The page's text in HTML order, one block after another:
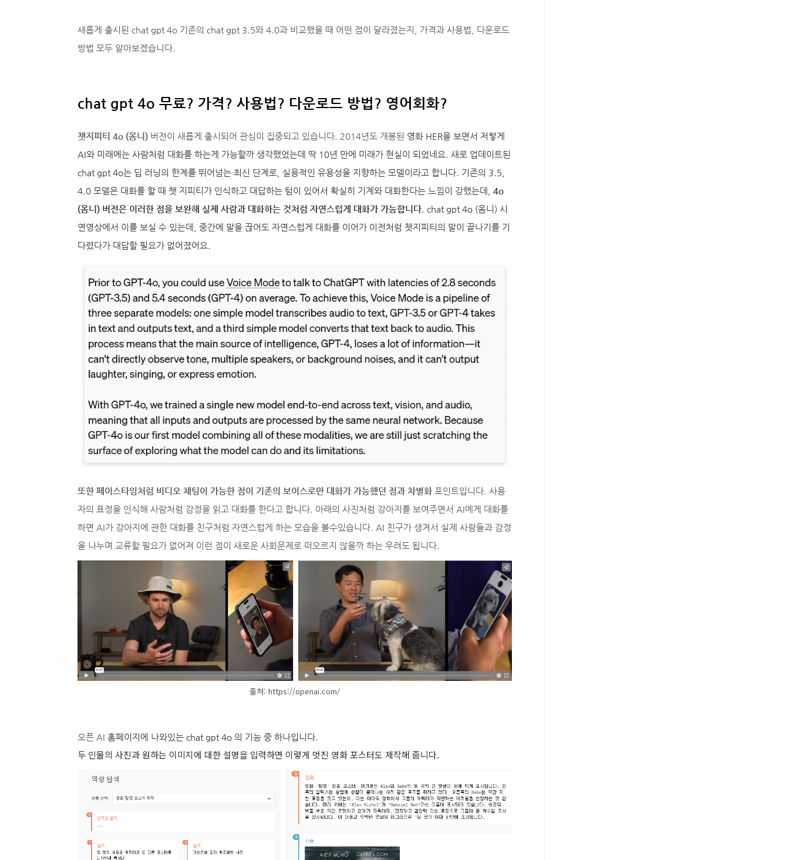
새롭게 출시된 chat gpt 4o 기존의 chat gpt 3.5와 4.0과 비교했을 때 어떤 점이 달라졌는지, 가격과 사용법, 다운로드
방법 모두 알아보겠습니다.
chat gpt 4o 무료? 가격? 사용법? 다운로드 방법? 영어회화?
챗지피티 4o (옴니) 버전이 새롭게 출시되어 관심이 집중되고 있습니다. 2014년도 개봉된 영화 HER을 보면서 저렇게
AI와 미래에는 사람처럼 대화를 하는게 가능할까 생각했었는데 딱 10년 만에 미래가 현실이 되었네요. 새로 업데이트된
chat gpt 4o는 딥 러닝의 한계를 뛰어넘는 최신 단계로, 실용적인 유용성을 지향하는 모델이라고 합니다. 기존의 3.5,
4.0 모델은 대화를 할 때 챗 지피티가 인식하고 대답하는 텀이 있어서 확실히 기계와 대화한다는 느낌이 강했는데, 4o
(옴니) 버전은 이러한 점을 보완해 실제 사람과 대화하는 것처럼 자연스럽게 대화가 가능합니다 . chat gpt 4o (옴니) 시
연영상에서 이를 보실 수 있는데, 중간에 말을 끊어도 자연스럽게 대화를 이어가 이전처럼 챗지피티의 말이 끝나기를 기
다렸다가 대답할 필요가 없어졌어요.
또한 페이스타임처럼 비디오 채팅이 가능한 점이 기존의 보이스로만 대화가 가능했던 점과 차별화 포인트입니다. 사용
자의 표정을 인식해 사람처럼 감정을 읽고 대화를 한다고 합니다. 아래의 사진처럼 강아지를 보여주면서 AI에게 대화를
하면 AI가 강아지에 관한 대화를 친구처럼 자연스럽게 하는 모습을 볼수있습니다. AI 친구가 생겨서 실제 사람들과 감정
을 나누며 교류할 필요가 없어져 이런 점이 새로운 사회문제로 떠오르지 않을까 하는 우려도 됩니다.
출처: https://openai.com/
오픈 AI 홈페이지에 나와있는 chat gpt 4o 의 기능 중 하나입니다.
두 인물의 사진과 원하는 이미지에 대한 설명을 입력하면 이렇게 멋진 영화 포스터도 제작해 줍니다.